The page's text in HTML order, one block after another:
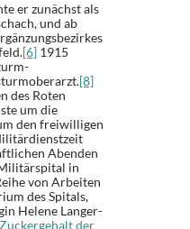
er zunächst als
und ab
[6] 1915
[8]
des Roten
um die
den freiwilligen
Abenden
in
von Arbeiten
des Spitals,
Helene Langer-
der